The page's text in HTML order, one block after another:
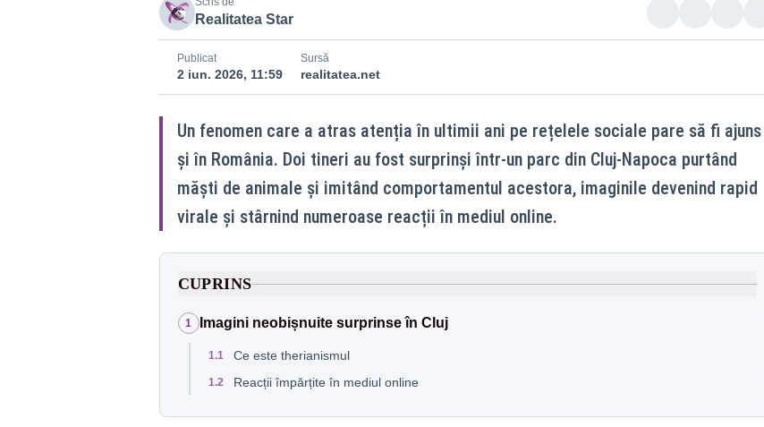
Realitatea Star
Publicat
2 iun. 2026, 11:59
Sursă
realitatea.net
Un fenomen care a atras atenția în ultimii ani pe rețelele sociale pare să fi ajuns
și în România. Doi tineri au fost surprinși într-un parc din Cluj-Napoca purtând
măști de animale și imitând comportamentul acestora, imaginile devenind rapid
virale și stârnind numeroase reacții în mediul online.
CUPRINS
1 Imagini neobișnuite surprinse în Cluj
1.1 Ce este therianismul
1.2 Reacții împărțite în mediul online